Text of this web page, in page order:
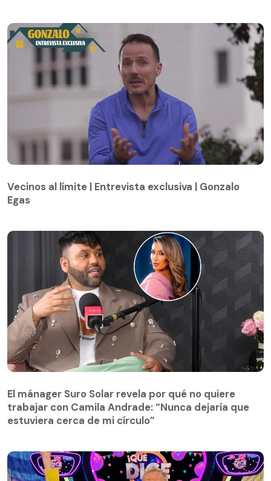
Egas
Vecinos al límite | Entrevista exclusiva | Gonzalo
Egas
El mánager Suro Solar revela por qué no quiere
trabajar con Camila Andrade: “Nunca dejaría que
estuviera cerca de mi círculo”